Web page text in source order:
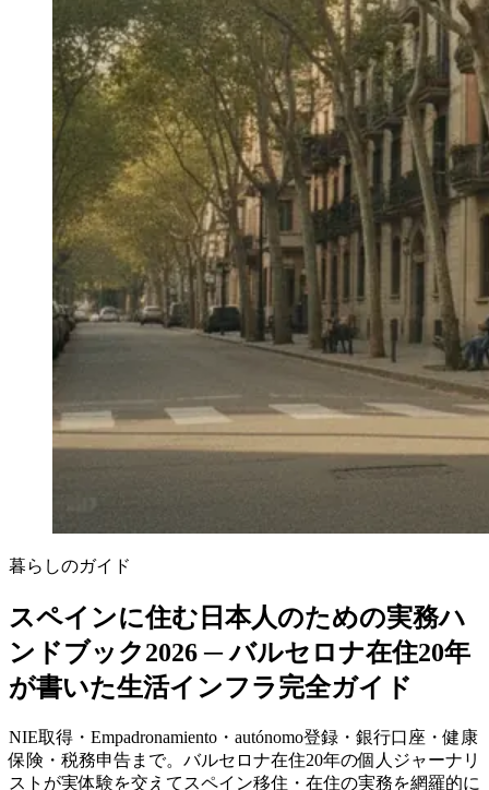
暮らしのガイド
スペインに住む日本人のための実務ハ
ンドブック2026 ─ バルセロナ在住20年
が書いた生活インフラ完全ガイド
NIE取得・Empadronamiento・autónomo登録・銀行口座・健康
保険・税務申告まで。バルセロナ在住20年の個人ジャーナリ
ストが実体験を交えてスペイン移住・在住の実務を網羅的に